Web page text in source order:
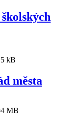
kB
města
MB